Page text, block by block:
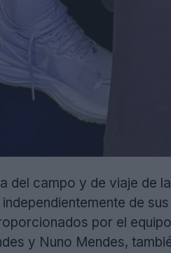
del campo y de viaje de
de
por el
y Nuno Mendes,